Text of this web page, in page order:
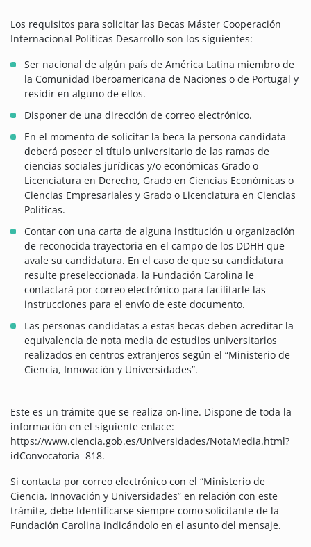
Los requisitos para solicitar las Becas Máster Cooperación
Internacional Políticas Desarrollo son los siguientes:
Ser nacional de algún país de América Latina miembro de
la Comunidad Iberoamericana de Naciones o de Portugal y
residir en alguno de ellos.
Disponer de una dirección de correo electrónico.
En el momento de solicitar la beca la persona candidata
deberá poseer el título universitario de las ramas de
ciencias sociales jurídicas y/o económicas Grado o
Licenciatura en Derecho, Grado en Ciencias Económicas o
Ciencias Empresariales y Grado o Licenciatura en Ciencias
Políticas.
Contar con una carta de alguna institución u organización
de reconocida trayectoria en el campo de los DDHH que
avale su candidatura. En el caso de que su candidatura
resulte preseleccionada, la Fundación Carolina le
contactará por correo electrónico para facilitarle las
instrucciones para el envío de este documento.
Las personas candidatas a estas becas deben acreditar la
equivalencia de nota media de estudios universitarios
realizados en centros extranjeros según el “Ministerio de
Ciencia, Innovación y Universidades”.
Este es un trámite que se realiza on-line. Dispone de toda la
información en el siguiente enlace:
https://www.ciencia.gob.es/Universidades/NotaMedia.html?
idConvocatoria=818.
Si contacta por correo electrónico con el “Ministerio de
Ciencia, Innovación y Universidades” en relación con este
trámite, debe Identificarse siempre como solicitante de la
Fundación Carolina indicándolo en el asunto del mensaje.